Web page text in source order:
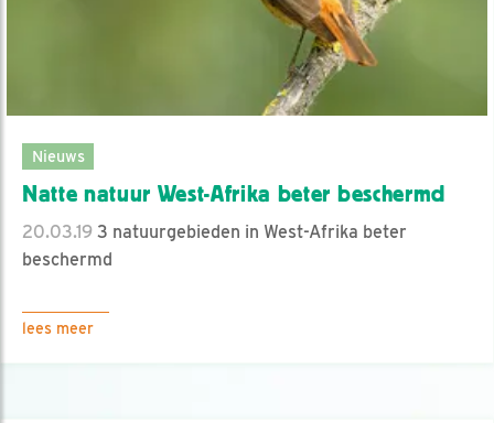
Nieuws
Natte natuur West-Afrika beter beschermd
20.03.19 3 natuurgebieden in West-Afrika beter
beschermd
lees meer